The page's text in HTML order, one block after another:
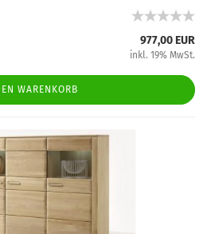
977,00 EUR
inkl. 19% MwSt.
WARENKORB